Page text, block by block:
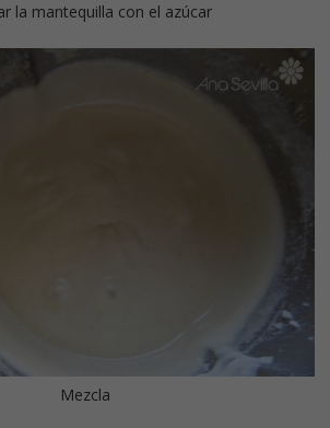
la mantequilla con el azúcar
Mezcla